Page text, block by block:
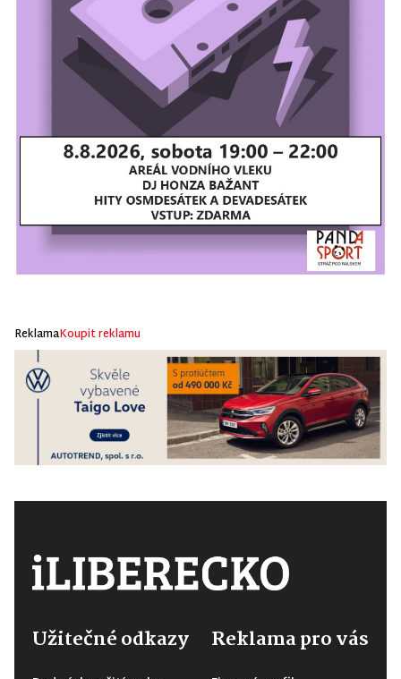
ReklamaKoupit reklamu
Užitečné odkazy Reklama pro vás